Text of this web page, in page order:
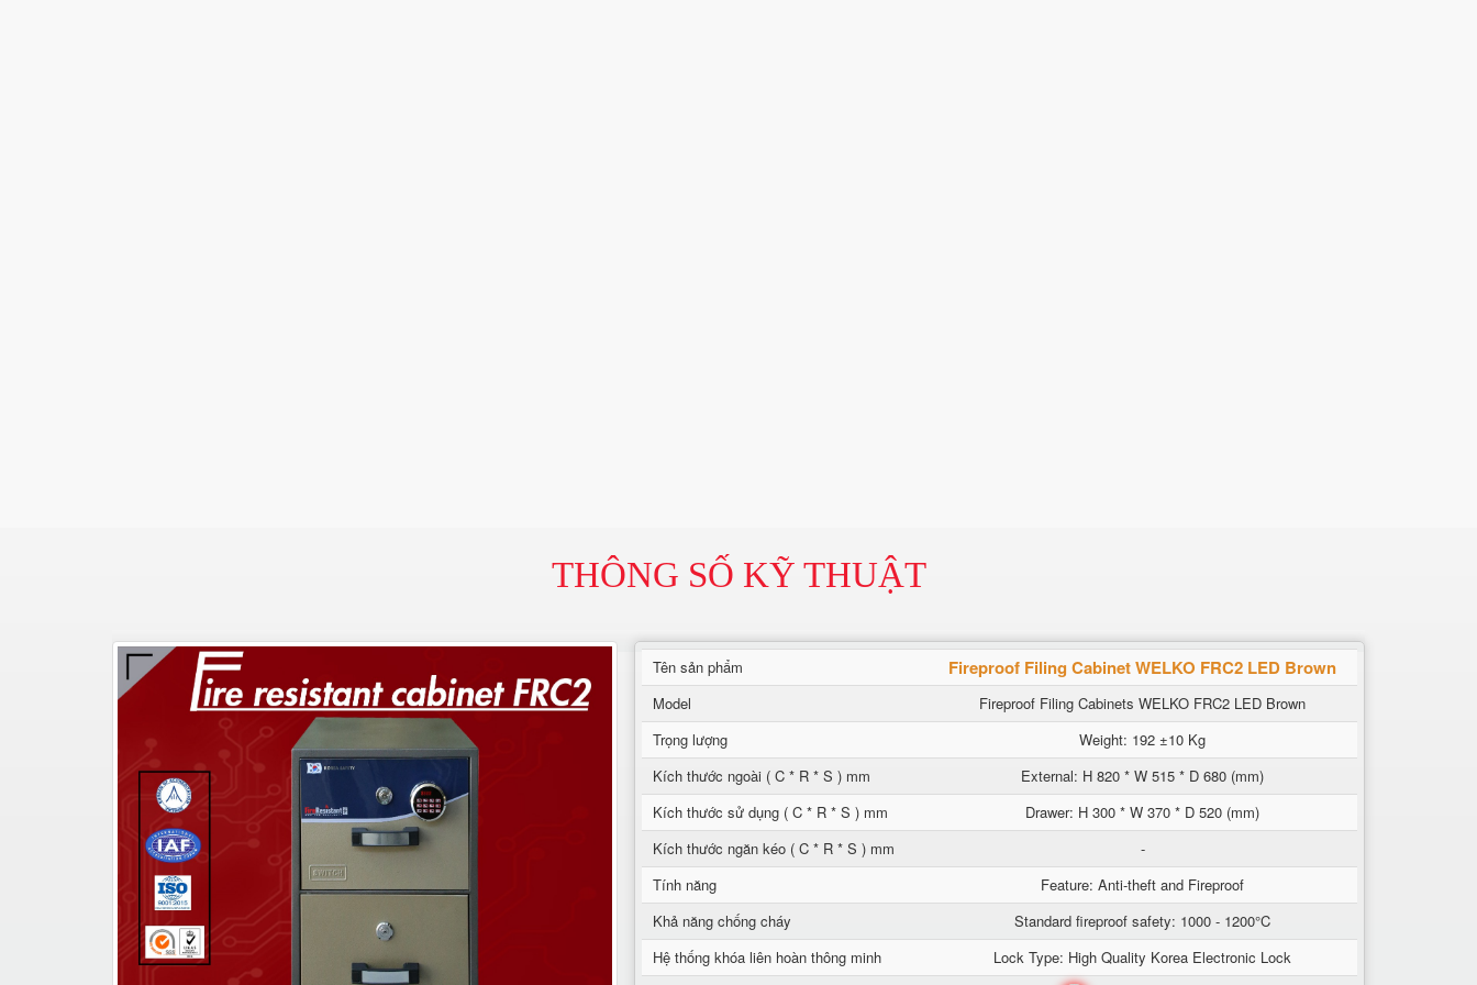
THÔNG SỐ KỸ THUẬT
Tên sản phẩm Fireproof Filing Cabinet WELKO FRC2 LED Brown
Model
Fireproof Filing Cabinets WELKO FRC2 LED Brown
Trọng lượng
Weight: 192 ±10 Kg
Kích thước ngoài ( C * R * S ) mm
External: H 820 * W 515 * D 680 (mm)
Kích thước sử dụng ( C * R * S ) mm
Drawer: H 300 * W 370 * D 520 (mm)
Kích thước ngăn kéo ( C * R * S ) mm
-
Tính năng
Feature: Anti-theft and Fireproof
Khả năng chống cháy
Standard fireproof safety: 1000 - 1200°C
Hệ thống khóa liên hoàn thông minh
Lock Type: High Quality Korea Electronic Lock